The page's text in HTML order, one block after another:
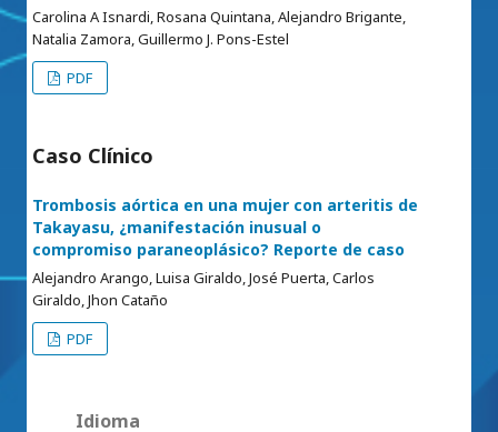
Carolina A Isnardi, Rosana Quintana, Alejandro Brigante,
Natalia Zamora, Guillermo J. Pons-Estel
PDF
Caso Clínico
Trombosis aórtica en una mujer con arteritis de
Takayasu, ¿manifestación inusual o
compromiso paraneoplásico? Reporte de caso
Alejandro Arango, Luisa Giraldo, José Puerta, Carlos
Giraldo, Jhon Cataño
PDF
Idioma